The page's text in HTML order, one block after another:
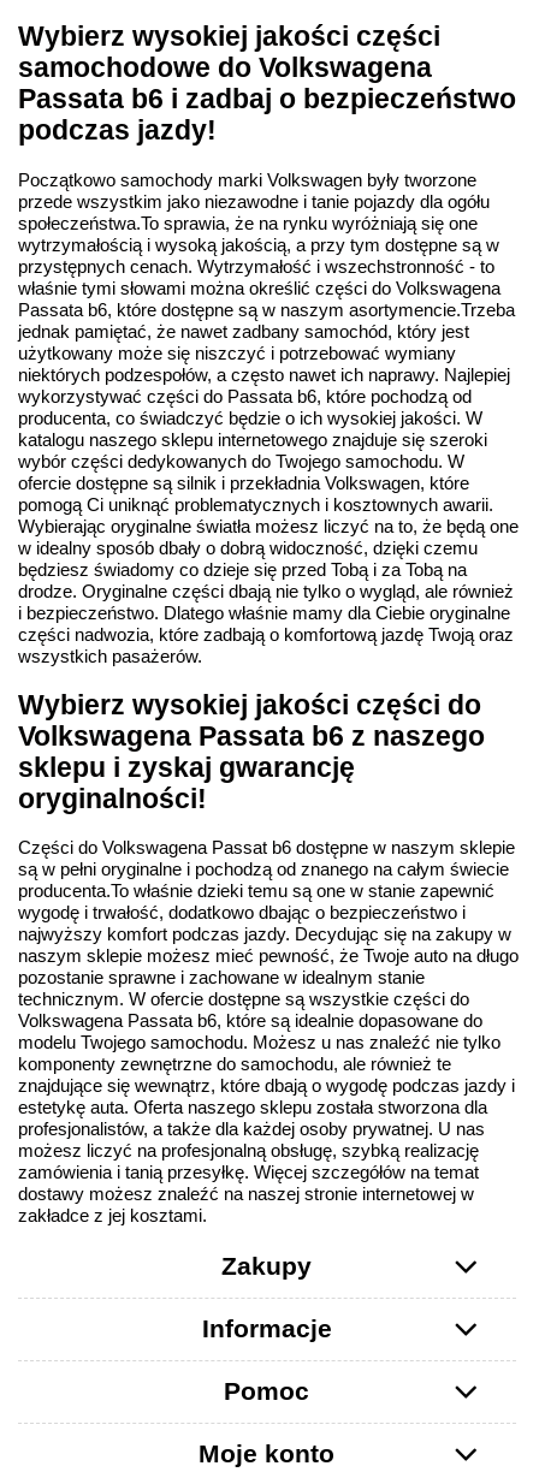
Wybierz wysokiej jakości części
samochodowe do Volkswagena
Passata b6 i zadbaj o bezpieczeństwo
podczas jazdy!
Początkowo samochody marki Volkswagen były tworzone
przede wszystkim jako niezawodne i tanie pojazdy dla ogółu
społeczeństwa.To sprawia, że na rynku wyróżniają się one
wytrzymałością i wysoką jakością, a przy tym dostępne są w
przystępnych cenach. Wytrzymałość i wszechstronność - to
właśnie tymi słowami można określić części do Volkswagena
Passata b6, które dostępne są w naszym asortymencie.Trzeba
jednak pamiętać, że nawet zadbany samochód, który jest
użytkowany może się niszczyć i potrzebować wymiany
niektórych podzespołów, a często nawet ich naprawy. Najlepiej
wykorzystywać części do Passata b6, które pochodzą od
producenta, co świadczyć będzie o ich wysokiej jakości. W
katalogu naszego sklepu internetowego znajduje się szeroki
wybór części dedykowanych do Twojego samochodu. W
ofercie dostępne są silnik i przekładnia Volkswagen, które
pomogą Ci uniknąć problematycznych i kosztownych awarii.
Wybierając oryginalne światła możesz liczyć na to, że będą one
w idealny sposób dbały o dobrą widoczność, dzięki czemu
będziesz świadomy co dzieje się przed Tobą i za Tobą na
drodze. Oryginalne części dbają nie tylko o wygląd, ale również
i bezpieczeństwo. Dlatego właśnie mamy dla Ciebie oryginalne
części nadwozia, które zadbają o komfortową jazdę Twoją oraz
wszystkich pasażerów.
Wybierz wysokiej jakości części do
Volkswagena Passata b6 z naszego
sklepu i zyskaj gwarancję
oryginalności!
Części do Volkswagena Passat b6 dostępne w naszym sklepie
są w pełni oryginalne i pochodzą od znanego na całym świecie
producenta.To właśnie dzieki temu są one w stanie zapewnić
wygodę i trwałość, dodatkowo dbając o bezpieczeństwo i
najwyższy komfort podczas jazdy. Decydując się na zakupy w
naszym sklepie możesz mieć pewność, że Twoje auto na długo
pozostanie sprawne i zachowane w idealnym stanie
technicznym. W ofercie dostępne są wszystkie części do
Volkswagena Passata b6, które są idealnie dopasowane do
modelu Twojego samochodu. Możesz u nas znaleźć nie tylko
komponenty zewnętrzne do samochodu, ale również te
znajdujące się wewnątrz, które dbają o wygodę podczas jazdy i
estetykę auta. Oferta naszego sklepu została stworzona dla
profesjonalistów, a także dla każdej osoby prywatnej. U nas
możesz liczyć na profesjonalną obsługę, szybką realizację
zamówienia i tanią przesyłkę. Więcej szczegółów na temat
dostawy możesz znaleźć na naszej stronie internetowej w
zakładce z jej kosztami.
Zakupy
Informacje
Pomoc
Moje konto